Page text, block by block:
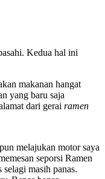
Kedua hal ini
makanan hangat
yang baru saja
dari gerai ramen
melajukan motor saya
seporsi Ramen
masih panas.